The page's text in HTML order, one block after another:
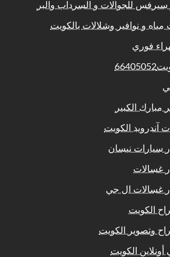
للجوالات و السرداب والبر
و نوافير وشلالات بالكويت
فوري
الكبير
آندرويد الكويت
سيارات نيسان
غسالات
غسالات ال جي
الكويت
وتصوير الكويت
الكويت